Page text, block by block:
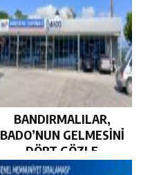
BANDIRMALILAR,
BADO’NUN GELMESİNİ
DÖRT GÖZLE
BEKLİYOR…